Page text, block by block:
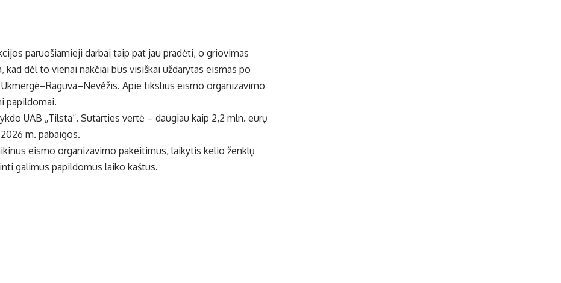
paruošiamieji darbai taip pat jau pradėti, o griovimas
kad dėl to vienai nakčiai bus visiškai uždarytas eismas po
Apie tikslius eismo organizavimo
papildomai.
UAB „Tilsta“. Sutarties vertė – daugiau kaip 2,2 mln. eurų
m. pabaigos.
eismo organizavimo pakeitimus, laikytis kelio ženklų
galimus papildomus laiko kaštus.